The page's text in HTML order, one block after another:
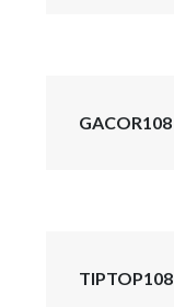
GACOR108
TIPTOP108